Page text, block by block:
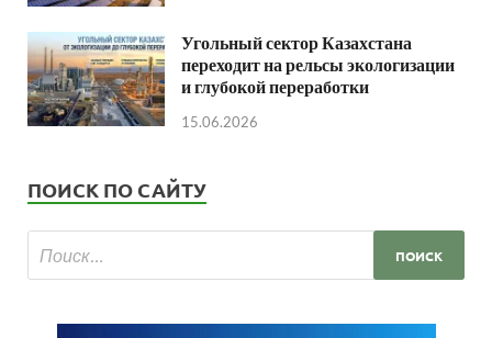
Угольный сектор Казахстана
переходит на рельсы экологизации
и глубокой переработки
15.06.2026
ПОИСК ПО САЙТУ